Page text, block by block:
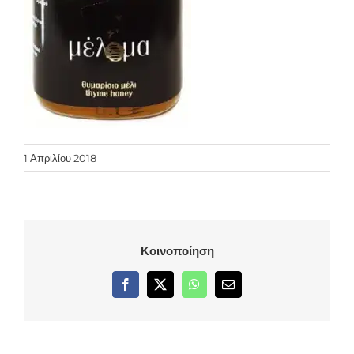
1 Απριλίου 2018
Κοινοποίηση
Facebook
X WhatsApp
Email